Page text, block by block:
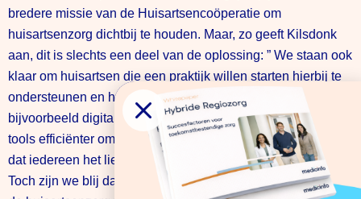
bredere missie van de Huisartsencoöperatie om
huisartsenzorg dichtbij te houden. Maar, zo geeft Kilsdonk
aan, dit is slechts een deel van de oplossing: ” We staan ook
klaar om huisartsen die een praktijk willen starten hierbij te
ondersteunen en helpen huisartsen om met inzet van
bijvoorbeeld digitale
tools efficiënter om te gaan met zorgvragen. Ook wij willen
dat iedereen het liefst een vaste huisarts in de buurt heeft.
Toch zijn we blij dat we op deze manier voor 6500 inwoners